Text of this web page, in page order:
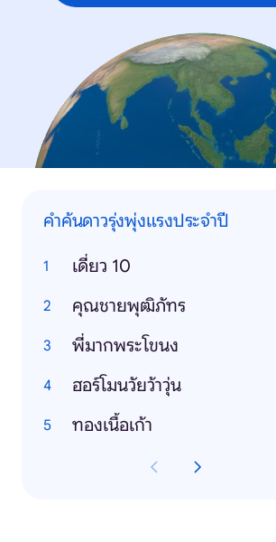
คำค้นดาวรุ่งพุ่งแรงประจำปี
เดี่ยว 10
คุณชายพุฒิภัทร
พี่มากพระโขนง
ฮอร์โมนวัยว้าวุ่น
ทองเนื้อเก้า